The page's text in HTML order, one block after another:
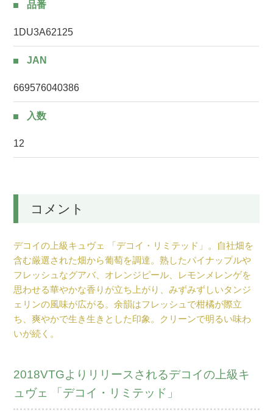
品番
1DU3A62125
JAN
669576040386
入数
12
コメント
デコイの上級キュヴェ 「デコイ・リミテッド」。自社畑を
含む厳選された畑から葡萄を調達。熟したパイナップルや
フレッシュなグアバ、オレンジピール、レモンメレンゲを
思わせる華やかな香りが立ち上がり、みずみずしいタンジ
ェリンの風味が広がる。余韻はフレッシュで柑橘が際立
ち、爽やかで生き生きとした印象。クリーンで明るい味わ
いが続く。
2018VTGよりリリースされるデコイの上級キ
ュヴェ 「デコイ・リミテッド」